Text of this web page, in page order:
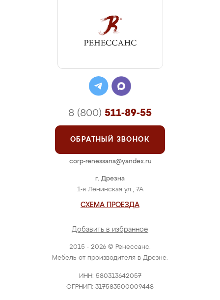
2015 - 2026 © Ренессанс.
Мебель от производителя в Дрезне.
ИНН: 580313642057
ОГРНИП: 317583500009448
г. Дрезна
1-я Ленинская ул., 7А
СХЕМА ПРОЕЗДА
Добавить в избранное
8 (800) 511-89-55
ОБРАТНЫЙ ЗВОНОК
corp-renessans@yandex.ru